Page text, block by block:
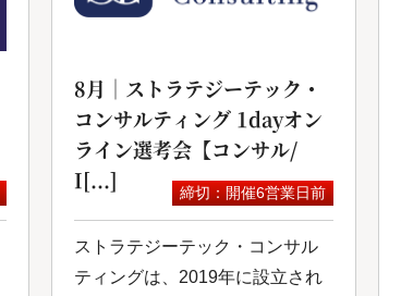
8月｜ストラテジーテック・
コンサルティング 1dayオン
ライン選考会【コンサル/
I[...]
締切：開催6営業日前
ストラテジーテック・コンサル
ティングは、2019年に設立され